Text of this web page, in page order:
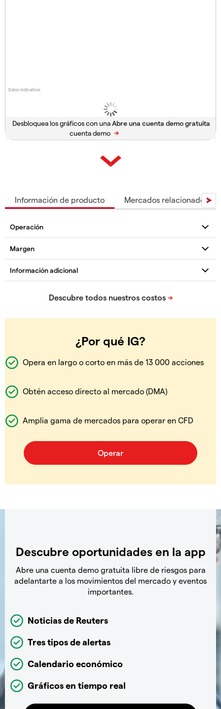
Datos indicativos
Desbloquea los gráficos con una
cuenta demo
Información de producto Mercados relacionados
¿Por qué IG?
Opera en largo o corto en más de 13 000 acciones
Obtén acceso directo al mercado (DMA)
Amplia gama de mercados para operar en CFD
Descubre oportunidades en la app
Abre una cuenta demo gratuita libre de riesgos para
adelantarte a los movimientos del mercado y eventos
importantes.
Noticias de Reuters
Tres tipos de alertas
Calendario económico
Gráficos en tiempo real